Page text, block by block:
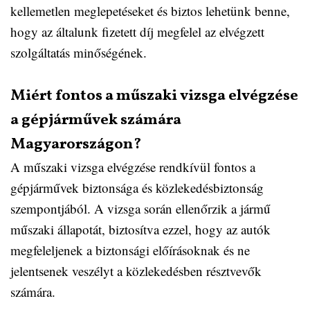
kellemetlen meglepetéseket és biztos lehetünk benne,
hogy az általunk fizetett díj megfelel az elvégzett
szolgáltatás minőségének.
Miért fontos a műszaki vizsga elvégzése
a gépjárművek számára
Magyarországon?
A műszaki vizsga elvégzése rendkívül fontos a
gépjárművek biztonsága és közlekedésbiztonság
szempontjából. A vizsga során ellenőrzik a jármű
műszaki állapotát, biztosítva ezzel, hogy az autók
megfeleljenek a biztonsági előírásoknak és ne
jelentsenek veszélyt a közlekedésben résztvevők
számára.